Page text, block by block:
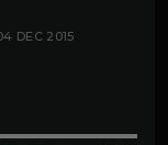
DEC 2015